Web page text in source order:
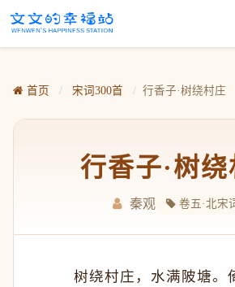
首页 / 宋词300首 / 行香子·树绕村庄
行香子·树绕
秦观 卷五·北宋
树绕村庄，水满陂塘。